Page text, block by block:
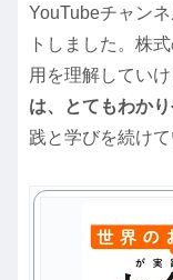
YouTubeチャン
トしました。株
用を理解していけ
は、とてもわか
践と学びを続けて